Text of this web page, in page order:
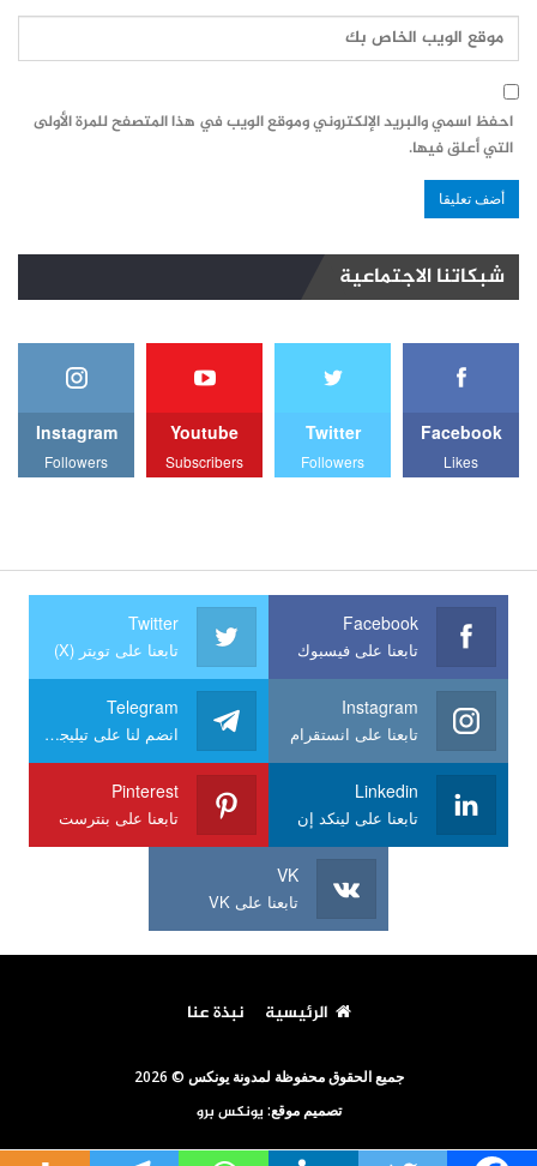
احفظ اسمي والبريد الإلكتروني وموقع الويب في هذا المتصفح للمرة الأولى
التي أعلق فيها.
شبكاتنا الاجتماعية
Facebook
Likes
Twitter
Followers
Youtube
Subscribers
Instagram
Followers
Facebook
تابعنا على فيسبوك
Twitter
تابعنا على تويتر (X)
Instagram
تابعنا على انستقرام
Telegram
انضم لنا على تيليجرام
Linkedin
تابعنا على لينكد إن
Pinterest
تابعنا على بنترست
VK
تابعنا على VK
الرئيسية نبذة عنا
جميع الحقوق محفوظة لمدونة يونكس © 2026
تصميم موقع: يونكس برو